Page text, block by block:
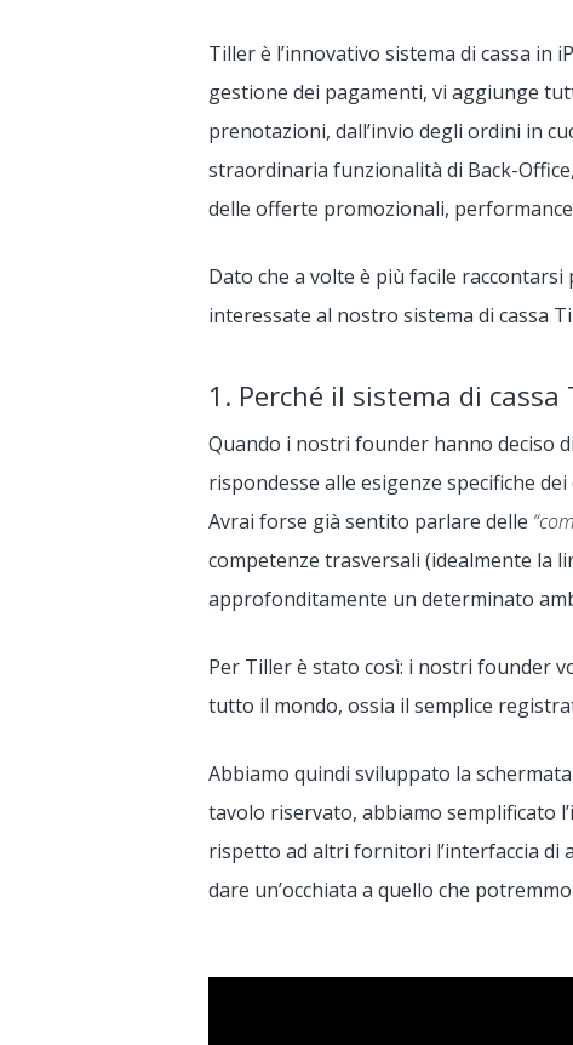
Tiller è l’innovativo sistema di cassa
gestione dei pagamenti, vi aggiunge
prenotazioni, dall’invio degli ordini in
straordinaria funzionalità di Back-
delle offerte promozionali,
Dato che a volte è più facile
interessate al nostro sistema di cassa
1. Perché il sistema di
Quando i nostri founder hanno deciso
rispondesse alle esigenze specifiche
Avrai forse già sentito parlare delle “
competenze trasversali (idealmente la
approfonditamente un determinato
Per Tiller è stato così: i nostri founder
tutto il mondo, ossia il semplice
Abbiamo quindi sviluppato la
tavolo riservato, abbiamo semplificato
rispetto ad altri fornitori l’interfaccia di
dare un’occhiata a quello che